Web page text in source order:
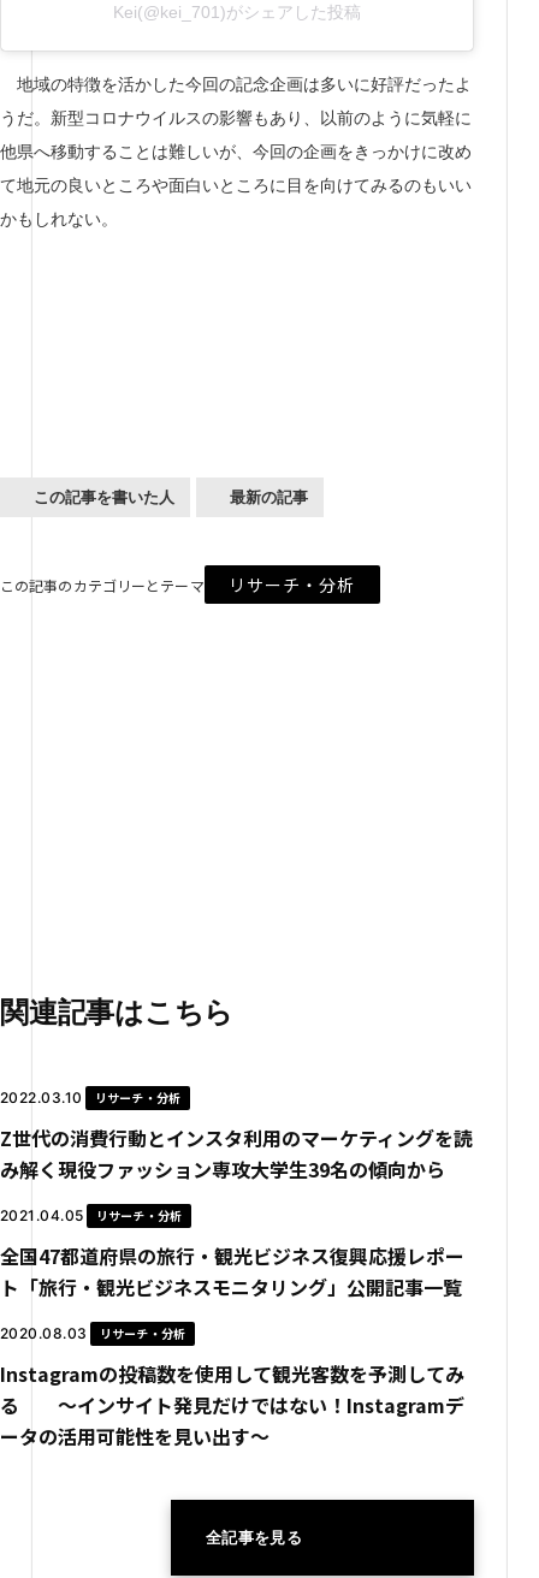
Kei(@kei_701)がシェアした投稿
地域の特徴を活かした今回の記念企画は多いに好評だったよ
うだ。新型コロナウイルスの影響もあり、以前のように気軽に
他県へ移動することは難しいが、今回の企画をきっかけに改め
て地元の良いところや面白いところに目を向けてみるのもいい
かもしれない。
この記事を書いた人 最新の記事
この記事のカテゴリーとテーマ リサーチ・分析
関連記事はこちら
2022.03.10 リサーチ・分析
Z世代の消費行動とインスタ利用のマーケティングを読
み解く――現役ファッション専攻大学生39名の傾向から
2021.04.05 リサーチ・分析
全国47都道府県の旅行・観光ビジネス復興応援レポー
ト「旅行・観光ビジネスモニタリング」公開記事一覧
2020.08.03 リサーチ・分析
Instagramの投稿数を使用して観光客数を予測してみ
る 〜インサイト発見だけではない！Instagramデ
ータの活用可能性を見い出す〜
全記事を見る